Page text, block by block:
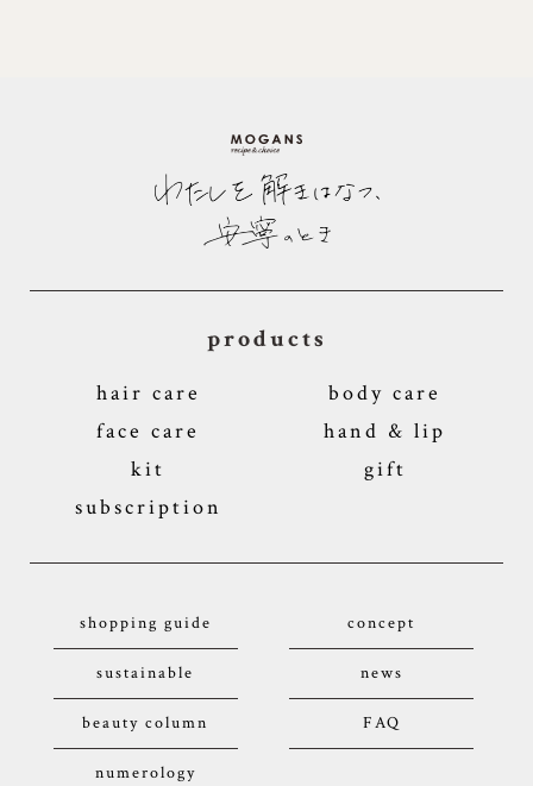
products
hair care
body care
face care
hand & lip
kit
gift
subscription
shopping guide concept
sustainable news
beauty column FAQ
numerology